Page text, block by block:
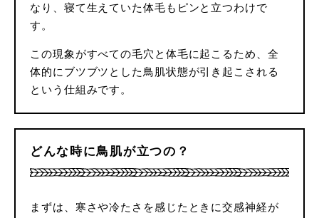
なり、寝て生えていた体毛もピンと立つわけで
す。
この現象がすべての毛穴と体毛に起こるため、全
体的にブツブツとした鳥肌状態が引き起こされる
という仕組みです。
どんな時に鳥肌が立つの？
まずは、寒さや冷たさを感じたときに交感神経が